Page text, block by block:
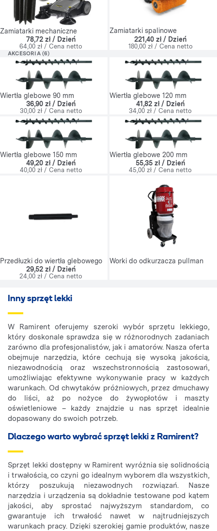
Zamiatarki mechaniczne
78,72 zł / Dzień
64,00 zł / Cena netto
Zamiatarki spalinowe
221,40 zł / Dzień
180,00 zł / Cena netto
AKCESORIA (6)
Wiertła glebowe 90 mm
36,90 zł / Dzień
30,00 zł / Cena netto
Wiertła glebowe 120 mm
41,82 zł / Dzień
34,00 zł / Cena netto
Wiertła glebowe 150 mm
49,20 zł / Dzień
40,00 zł / Cena netto
Wiertła glebowe 200 mm
55,35 zł / Dzień
45,00 zł / Cena netto
Przedłuzki do wiertła glebowego
29,52 zł / Dzień
24,00 zł / Cena netto
Worki do odkurzacza pullman
Inny sprzęt lekki
W Ramirent oferujemy szeroki wybór sprzętu lekkiego,
który doskonale sprawdza się w różnorodnych zadaniach
zarówno dla profesjonalistów, jak i amatorów. Nasza oferta
obejmuje narzędzia, które cechują się wysoką jakością,
niezawodnością oraz wszechstronnością zastosowań,
umożliwiając efektywne wykonywanie pracy w każdych
warunkach. Od chwytaków próżniowych, przez dmuchawy
do liści, aż po nożyce do żywopłotów i maszty
oświetleniowe – każdy znajdzie u nas sprzęt idealnie
dopasowany do swoich potrzeb.
Dlaczego warto wybrać sprzęt lekki z Ramirent?
Sprzęt lekki dostępny w Ramirent wyróżnia się solidnością
i trwałością, co czyni go idealnym wyborem dla wszystkich,
którzy poszukują niezawodnych rozwiązań. Nasze
narzędzia i urządzenia są dokładnie testowane pod kątem
jakości, aby sprostać najwyższym standardom, co
gwarantuje ich trwałość nawet w najtrudniejszych
warunkach pracy. Dzięki szerokiej gamie produktów, nasze